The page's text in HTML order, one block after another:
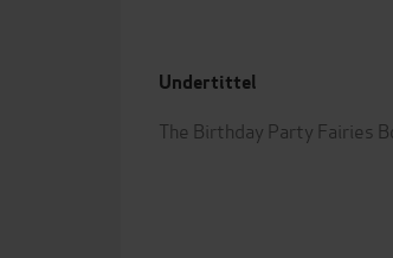
Undertittel
The Birthday Party Fairies